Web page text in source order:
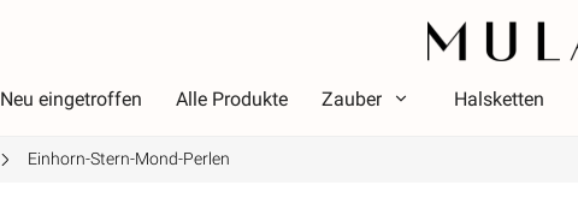
Neu eingetroffen Alle Produkte Zauber Halsketten
Einhorn-Stern-Mond-Perlen